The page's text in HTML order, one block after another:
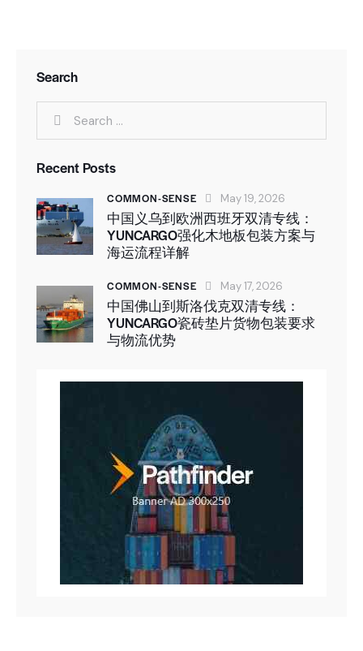
Search
Recent Posts
COMMON-SENSE May 19, 2026
中国义乌到欧洲西班牙双清专线：
YUNCARGO强化木地板包装方案与
海运流程详解
COMMON-SENSE May 17, 2026
中国佛山到斯洛伐克双清专线：
YUNCARGO瓷砖垫片货物包装要求
与物流优势